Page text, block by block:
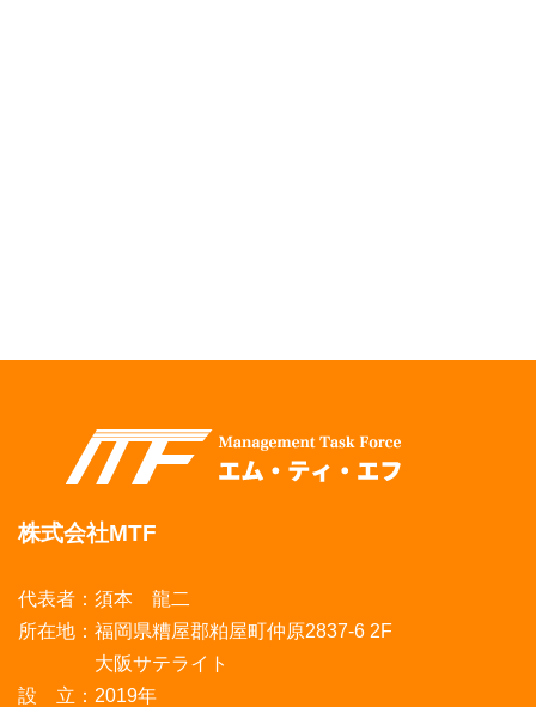
株式会社MTF
代表者：須本 龍二
所在地：福岡県糟屋郡粕屋町仲原2837-6 2F
大阪サテライト
設 立：2019年